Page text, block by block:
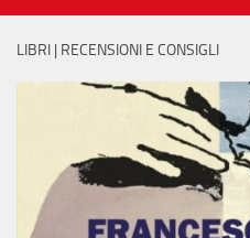
LIBRI | RECENSIONI E CONSIGLI